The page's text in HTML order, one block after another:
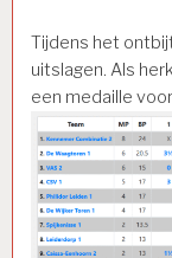
Tijdens het
uitslagen. Als
een medaille